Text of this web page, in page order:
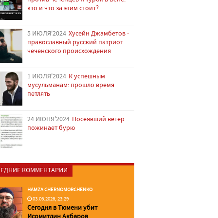
кто и что за этим стоит?
5 ИЮЛЯ'2024 Хусейн Джамбетов -
православный русский патриот
чеченского происхождения
1 ИЮЛЯ'2024 К успешным
мусульманам: прошло время
петлять
24 ИЮНЯ'2024 Посеявший ветер
пожинает бурю
КОММЕНТАРИИ
HAMZA CHERNOMORCHENKO
03.06.2026, 23:29
Сегодня в Тюмени убит
Исомитдин Акбаров